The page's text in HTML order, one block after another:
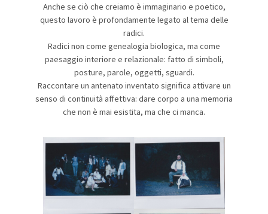
Anche se ciò che creiamo è immaginario e poetico,
questo lavoro è profondamente legato al tema delle
radici.
Radici non come genealogia biologica, ma come
paesaggio interiore e relazionale: fatto di simboli,
posture, parole, oggetti, sguardi.
Raccontare un antenato inventato significa attivare un
senso di continuità affettiva: dare corpo a una memoria
che non è mai esistita, ma che ci manca.